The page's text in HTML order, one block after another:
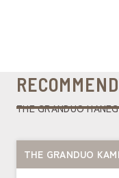
THE GRANDUO
THE GRANDUO